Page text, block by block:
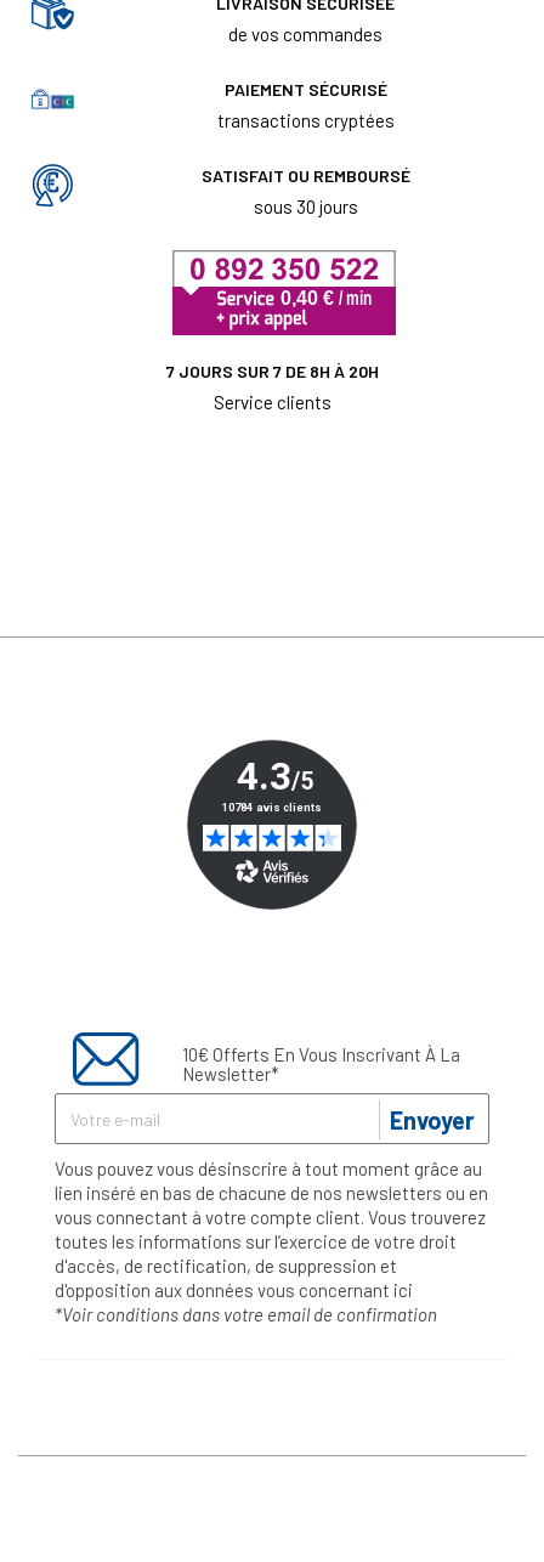
de vos commandes
PAIEMENT SÉCURISÉ
transactions cryptées
SATISFAIT OU REMBOURSÉ
sous 30 jours
7 JOURS SUR 7 DE 8H À 20H
Service clients
10€ Offerts En Vous Inscrivant À La
Newsletter*
Envoyer
Vous pouvez vous désinscrire à tout moment grâce au
lien inséré en bas de chacune de nos newsletters ou en
vous connectant à votre compte client. Vous trouverez
toutes les informations sur l’exercice de votre droit
d'accès, de rectification, de suppression et
d'opposition aux données vous concernant ici
*Voir conditions dans votre email de confirmation